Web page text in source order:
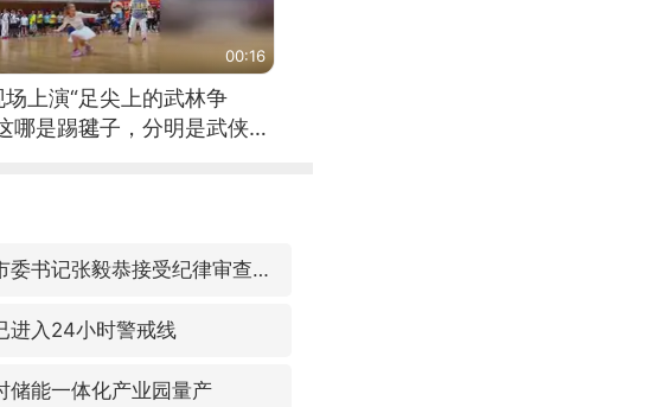
00:16
上演“足尖上的武林争
哪是踢毽子，分明是武侠片
福建省泉州市委书记张毅恭接受纪律审查和监察调查
进入24小时警戒线
储能一体化产业园量产